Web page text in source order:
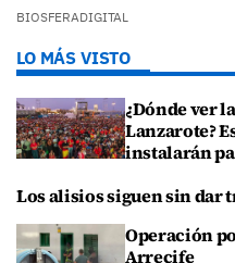
BIOSFERADIGITAL
LO MÁS VISTO
¿Dónde ver
Lanzarote?
instalarán
Los alisios siguen sin dar
Operación
Arrecife